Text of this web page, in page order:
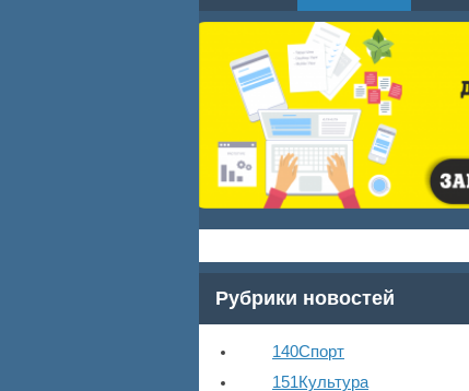
Рубрики новостей
140Спорт
151Культура